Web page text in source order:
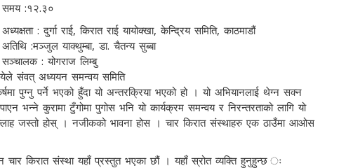
समय :१२.३०
अध्यक्षता : दुर्गा राई, किरात राई यायोक्खा, केन्द्रिय समिति, काठमाडौं
अतिथि :मञ्जुल याक्थुम्बा, डा. चैतन्य सुब्बा
सञ्चालक : योगराज लिम्बु
येले संवत् अध्ययन समन्वय समिति
पुग्नु पर्ने भएको हुँदा यो अन्तरक्रिया भएको हो । यो अभियानलाई थेग्न सक्न
कुरामा टुँगोमा पुगोस भनि यो कार्यक्रम समन्वय र निरन्तरताको लागि यो
जस्तो होस् । नजीकको भावना होस । चार किरात संस्थाहरु एक ठाउँमा आओस
किरात संस्था यहाँ प्रस्तुत भएका छौं । यहाँ स्रोत व्यक्ति हुनुहुन्छ ः